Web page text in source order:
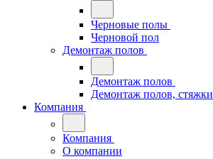
Черновые полы
Черновой пол
Демонтаж полов
Демонтаж полов
Демонтаж полов, стяжки
Компания
Компания
О компании